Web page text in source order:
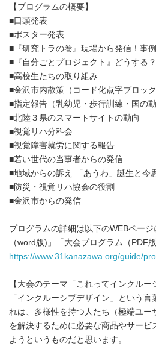
【プログラムの概要】
■口頭発表
■ポスター発表
■『研究トラの巻』現場から発信！事
■『自分ごとプロジェクト』どうする
■高校生たちの取り組み
■金沢市内散策（コード化点字ブロック
■指定報告（乳幼児・歩行訓練・国の動
■北陸３県のスマートサイトの動向
■視覚リハ分科会
■視覚障害就労に関する報告
■若い世代の当事者からの発信
■地域からの訴え 「あうわ」誕生と今
■防災・視覚リハ協会の役割
■金沢市からの発信
プログラムの詳細は以下のWEBペー
（word版)」「大会プログラム（PDF
https://www.31kanazawa.org/guide/
【大会のテーマ「これってインクルー
「インクルーシブデザイン」という言
れは、多様性を持つ人たち（極端ユー
を解決するために必要な商品やサービ
ようというものだと思います。